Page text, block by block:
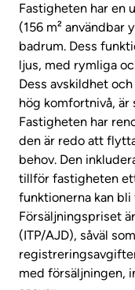
Fastigheten har en
(156 m² användbar
badrum. Dess
ljus, med rymliga
Dess avskildhet
hög komfortnivå, är
Fastigheten har
den är redo att
behov. Den
tillför fastigheten
funktionerna kan
Försäljningspriset
(ITP/AJD), såväl
med försäljningen,